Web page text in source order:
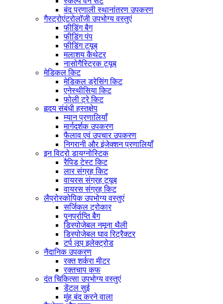
बंद प्रणाली स्थानांतरण उपकरण
गैस्ट्रोएंटरोलॉजी उपभोग्य वस्तुएं
फीडिंग बैग
फीडिंग पंप
फीडिंग ट्यूब
मलाशय कैथेटर
नासोगैस्ट्रिक ट्यूब
मेडिकल किट
मेडिकल ड्रेसिंग किट
एनेस्थीसिया किट
फोली ट्रे किट
हृदय संबंधी हस्तक्षेप
म्यान प्रणालियाँ
मार्गदर्शक उपकरण
फैलाव एवं उपचार उपकरण
निगरानी और इंजेक्शन प्रणालियाँ
इन विट्रो डायग्नोस्टिक
रैपिड टेस्ट किट
लार संग्रह किट
वायरस संग्रह ट्यूब
वायरस संग्रह किट
लैप्रोस्कोपिक उपभोग्य वस्तुएं
सर्जिकल ट्रोकार
पुनर्प्राप्ति बैग
डिस्पोजेबल नमूना थैली
डिस्पोजेबल घाव रिट्रैक्टर
टर्प लूप इलेक्ट्रोड
नैदानिक ​​उपकरण
रक्त शर्करा मीटर
रक्तचाप कफ
दंत चिकित्सा उपभोग्य वस्तुएं
डेंटल सुई
मुंह बंद करने वाला